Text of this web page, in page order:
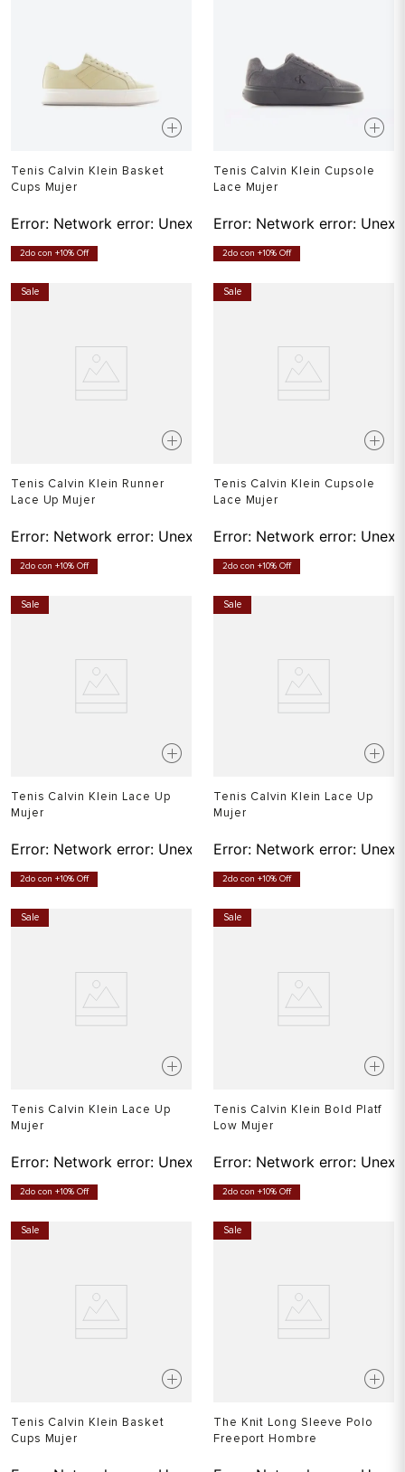
Tenis Calvin Klein Basket
Cups Mujer
Error: Network error: Unexpected token T in JSON at
2do con +10% Off
Tenis Calvin Klein Cupsole
Lace Mujer
Error: Network error:
2do con +10% Off
Sale
Tenis Calvin Klein Runner
Lace Up Mujer
Error: Network error: Unexpected token T in JSON at
2do con +10% Off
Sale
Tenis Calvin Klein Cupsole
Lace Mujer
Error: Network error:
2do con +10% Off
Sale
Tenis Calvin Klein Lace Up
Mujer
Error: Network error: Unexpected token T in JSON at
2do con +10% Off
Sale
Tenis Calvin Klein Lace Up
Mujer
Error: Network error:
2do con +10% Off
Sale
Tenis Calvin Klein Lace Up
Mujer
Error: Network error: Unexpected token T in JSON at
2do con +10% Off
Sale
Tenis Calvin Klein Bold Platf
Low Mujer
Error: Network error:
2do con +10% Off
Sale
Tenis Calvin Klein Basket
Cups Mujer
Sale
The Knit Long Sleeve Polo
Freeport Hombre